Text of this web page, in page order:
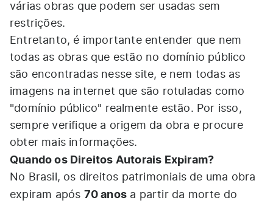
várias obras que podem ser usadas sem
restrições.
Entretanto, é importante entender que nem
todas as obras que estão no domínio público
são encontradas nesse site, e nem todas as
imagens na internet que são rotuladas como
"domínio público" realmente estão. Por isso,
sempre verifique a origem da obra e procure
obter mais informações.
Quando os Direitos Autorais Expiram?
No Brasil, os direitos patrimoniais de uma obra
expiram após 70 anos a partir da morte do